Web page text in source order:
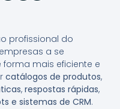
profissional do
a se
mais eficiente e
catálogos de produtos,
, respostas rápidas,
e sistemas de CRM.